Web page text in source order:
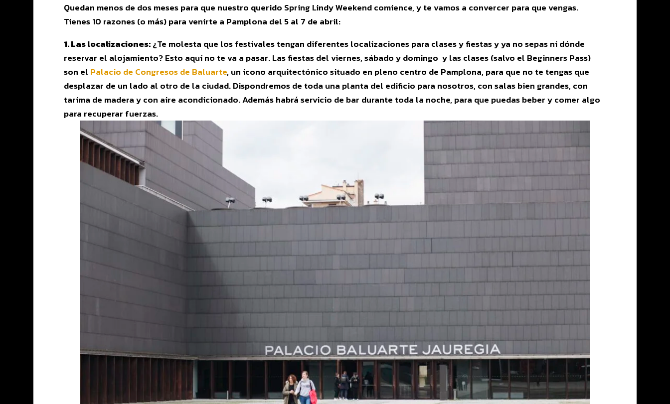
Quedan menos de dos meses para que nuestro querido Spring Lindy Weekend comience, y te vamos a convercer para que vengas.
Tienes 10 razones (o más) para venirte a Pamplona del 5 al 7 de abril:
1. Las localizaciones:¿Te molesta que los festivales tengan diferentes localizaciones para clases y fiestas y ya no sepas ni dónde
reservar el alojamiento? Esto aquí no te va a pasar. Las fiestas del viernes, sábado y domingo y las clases (salvo el Beginners Pass)
son el Palacio de Congresos de Baluarte, un icono arquitectónico situado en pleno centro de Pamplona, para que no te tengas que
desplazar de un lado al otro de la ciudad. Dispondremos de toda una planta del edificio para nosotros, con salas bien grandes, con
tarima de madera y con aire acondicionado. Además habrá servicio de bar durante toda la noche, para que puedas beber y comer algo
para recuperar fuerzas.